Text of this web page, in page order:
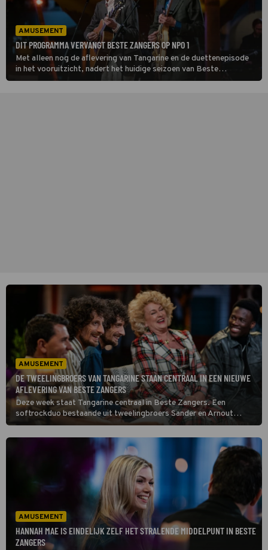
AMUSEMENT
DIT PROGRAMMA VERVANGT BESTE ZANGERS OP NPO 1
Met alleen nog de aflevering van Tangarine en de duettenepisode
in het vooruitzicht, nadert het huidige seizoen van Beste
Zangers zijn einde. Wij gingen daarom op onderzoek uit om te
AMUSEMENT
DE TWEELINGBROERS VAN TANGARINE STAAN CENTRAAL IN EEN NIEUWE
AFLEVERING VAN BESTE ZANGERS
Deze week staat Tangarine centraal in Beste Zangers. Een
softrockduo bestaande uit tweelingbroers Sander en Arnout
Brinks. In eerdere afleveringen maakte het tweetal grote indruk op
zowel de kijkers als op de andere deelnemers.
AMUSEMENT
HANNAH MAE IS EINDELIJK ZELF HET STRALENDE MIDDELPUNT IN BESTE
ZANGERS